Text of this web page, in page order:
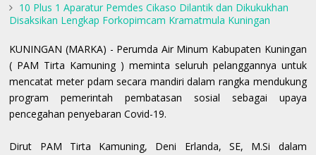
10 Plus 1 Aparatur Pemdes Cikaso Dilantik dan Dikukukhan
Disaksikan Lengkap Forkopimcam Kramatmula Kuningan
KUNINGAN (MARKA) - Perumda Air Minum Kabupaten Kuningan
( PAM Tirta Kamuning ) meminta seluruh pelanggannya untuk
mencatat meter pdam secara mandiri dalam rangka mendukung
program pemerintah pembatasan sosial sebagai upaya
pencegahan penyebaran Covid-19.
Dirut PAM Tirta Kamuning, Deni Erlanda, SE, M.Si dalam